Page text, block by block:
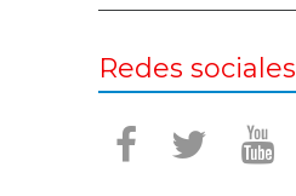
Redes sociales